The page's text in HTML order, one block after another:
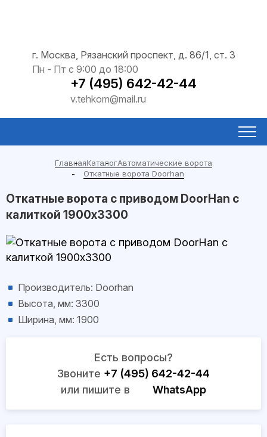
г. Москва, Рязанский проспект, д. 86/1, ст. 3
Пн - Пт с 9:00 до 18:00
+7 (495) 642-42-44
v.tehkom@mail.ru
ГлавнаяКаталогАвтоматические ворота
Откатные ворота Doorhan
Откатные ворота с приводом DoorHan с
калиткой 1900x3300
Производитель: Doorhan
Высота, мм: 3300
Ширина, мм: 1900
Есть вопросы?
Звоните +7 (495) 642-42-44
или пишите в
WhatsApp